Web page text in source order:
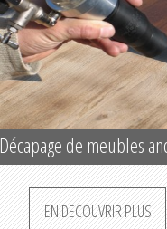
Décapage de meubles
EN DECOUVRIR PLUS